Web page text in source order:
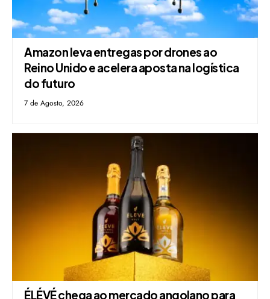
Amazon leva entregas por drones ao
Reino Unido e acelera aposta na logística
do futuro
7 de Agosto, 2026
ÉLÉVÉ chega ao mercado angolano para